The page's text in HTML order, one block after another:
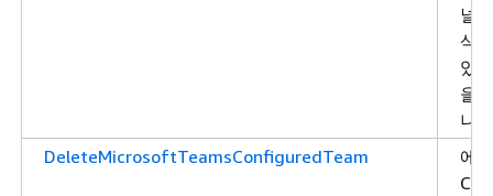
널
삭
있
을
니
DeleteMicrosoftTeamsConfiguredTeam
에